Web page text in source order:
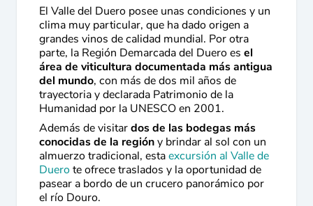
El Valle del Duero posee unas condiciones y un
clima muy particular, que ha dado origen a
grandes vinos de calidad mundial. Por otra
parte, la Región Demarcada del Duero es el
área de viticultura documentada más antigua
del mundo, con más de dos mil años de
trayectoria y declarada Patrimonio de la
Humanidad por la UNESCO en 2001.
Además de visitardos de las bodegas más
conocidas de la regióny brindar al sol con un
almuerzo tradicional, estaexcursión al Valle de
Duerote ofrece traslados y la oportunidad de
pasear a bordo de un crucero panorámico por
el río Douro.